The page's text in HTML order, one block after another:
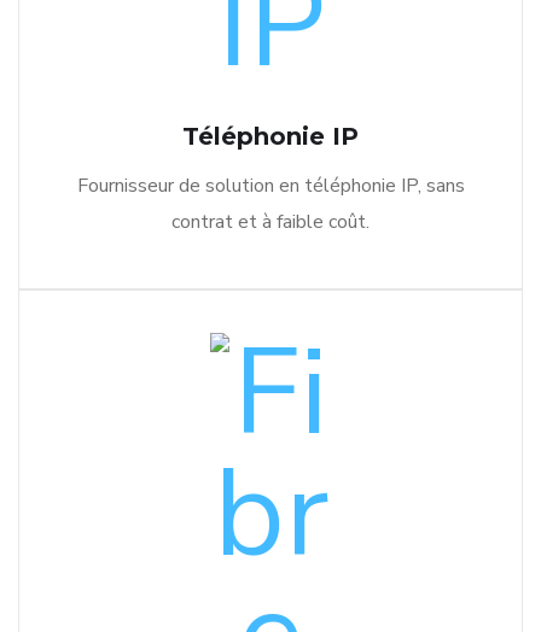
Téléphonie IP
Fournisseur de solution en téléphonie IP, sans
contrat et à faible coût.